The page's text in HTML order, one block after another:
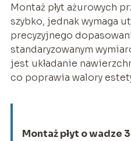
Montaż płyt ażurowych
szybko, jednak wymaga
precyzyjnego
standaryzowanym
jest układanie
co poprawia walory
Montaż płyt o wadze